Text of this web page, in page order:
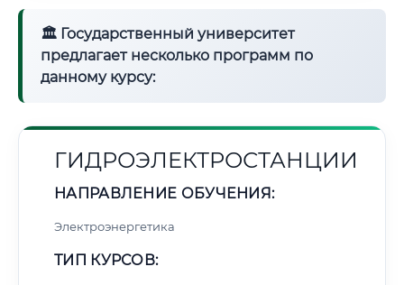
🏛 Государственный университет
предлагает несколько программ по
данному курсу:
ГИДРОЭЛЕКТРОСТАНЦИИ
НАПРАВЛЕНИЕ ОБУЧЕНИЯ:
Электроэнергетика
ТИП КУРСОВ: